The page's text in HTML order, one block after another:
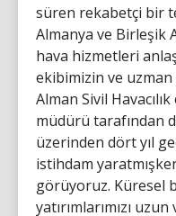
süren rekabetçi bir
Almanya ve Birleşik
hava hizmetleri
ekibimizin ve uzman
Alman Sivil
müdürü tarafından
üzerinden dört yıl
istihdam
görüyoruz. Küresel
yatırımlarımızı